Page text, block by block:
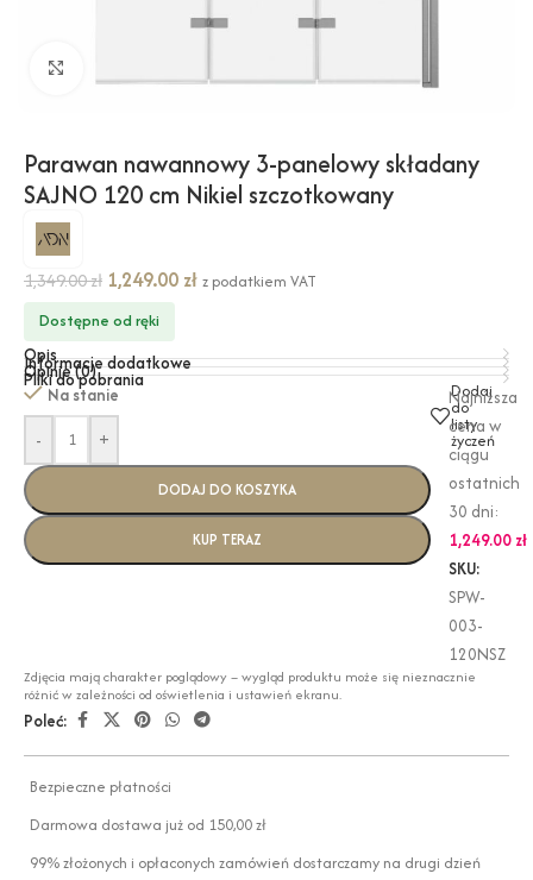
Parawan nawannowy 3-panelowy składany
SAJNO 120 cm Nikiel szczotkowany
1,349.00zł 1,249.00 zł z podatkiem VAT
Dostępne od ręki
Opis
Informacje dodatkowe
Opinie (0)
Pliki do pobrania
Na stanie
-
+
DODAJ DO KOSZYKA
KUP TERAZ
Dodaj
do
listy
życzeń
Najniższa
cena w
ciągu
ostatnich
30 dni:
1,249.00 zł
SKU:
SPW-
003-
120NSZ
Zdjęcia mają charakter poglądowy – wygląd produktu może się nieznacznie
różnić w zależności od oświetlenia i ustawień ekranu.
Poleć:
Bezpieczne płatności
Darmowa dostawa już od 150,00 zł
99% złożonych i opłaconych zamówień dostarczamy na drugi dzień